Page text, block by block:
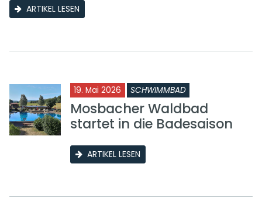
ARTIKEL LESEN
19. Mai 2026 SCHWIMMBAD
Mosbacher Waldbad
startet in die Badesaison
ARTIKEL LESEN